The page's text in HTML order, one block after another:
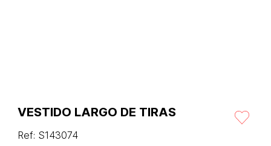
VESTIDO LARGO DE TIRAS
Ref: S143074